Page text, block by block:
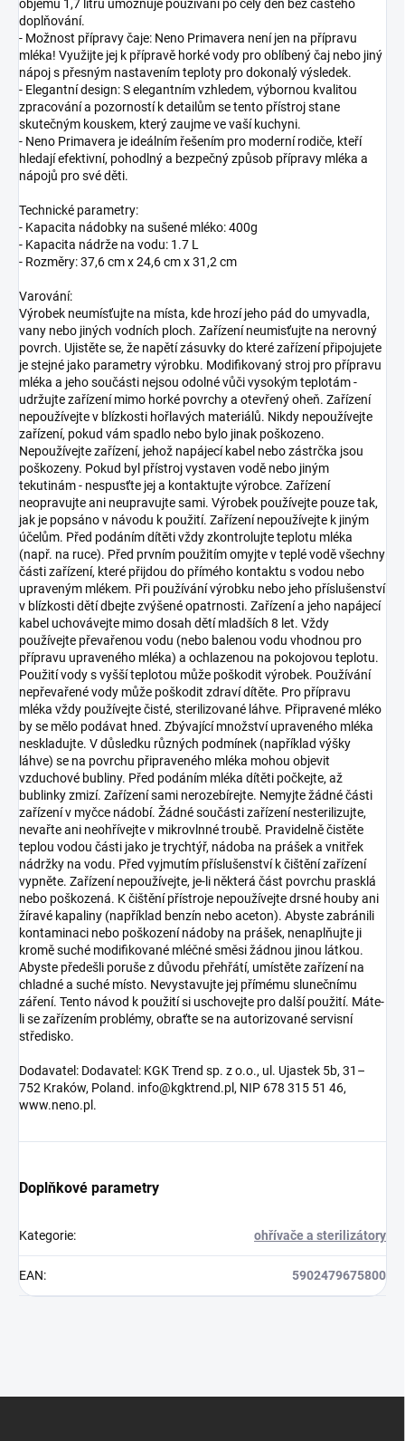
objemu 1,7 litru umožňuje používání po celý den bez častého
doplňování.
- Možnost přípravy čaje: Neno Primavera není jen na přípravu
mléka! Využijte jej k přípravě horké vody pro oblíbený čaj nebo jiný
nápoj s přesným nastavením teploty pro dokonalý výsledek.
- Elegantní design: S elegantním vzhledem, výbornou kvalitou
zpracování a pozorností k detailům se tento přístroj stane
skutečným kouskem, který zaujme ve vaší kuchyni.
- Neno Primavera je ideálním řešením pro moderní rodiče, kteří
hledají efektivní, pohodlný a bezpečný způsob přípravy mléka a
nápojů pro své děti.
Technické parametry:
- Kapacita nádobky na sušené mléko: 400g
- Kapacita nádrže na vodu: 1.7 L
- Rozměry: 37,6 cm x 24,6 cm x 31,2 cm
Varování:
Výrobek neumísťujte na místa, kde hrozí jeho pád do umyvadla,
vany nebo jiných vodních ploch. Zařízení neumisťujte na nerovný
povrch. Ujistěte se, že napětí zásuvky do které zařízení připojujete
je stejné jako parametry výrobku. Modifikovaný stroj pro přípravu
mléka a jeho součásti nejsou odolné vůči vysokým teplotám -
udržujte zařízení mimo horké povrchy a otevřený oheň. Zařízení
nepoužívejte v blízkosti hořlavých materiálů. Nikdy nepoužívejte
zařízení, pokud vám spadlo nebo bylo jinak poškozeno.
Nepoužívejte zařízení, jehož napájecí kabel nebo zástrčka jsou
poškozeny. Pokud byl přístroj vystaven vodě nebo jiným
tekutinám - nespusťte jej a kontaktujte výrobce. Zařízení
neopravujte ani neupravujte sami. Výrobek používejte pouze tak,
jak je popsáno v návodu k použití. Zařízení nepoužívejte k jiným
účelům. Před podáním dítěti vždy zkontrolujte teplotu mléka
(např. na ruce). Před prvním použitím omyjte v teplé vodě všechny
části zařízení, které přijdou do přímého kontaktu s vodou nebo
upraveným mlékem. Při používání výrobku nebo jeho příslušenství
v blízkosti dětí dbejte zvýšené opatrnosti. Zařízení a jeho napájecí
kabel uchovávejte mimo dosah dětí mladších 8 let. Vždy
používejte převařenou vodu (nebo balenou vodu vhodnou pro
přípravu upraveného mléka) a ochlazenou na pokojovou teplotu.
Použití vody s vyšší teplotou může poškodit výrobek. Používání
nepřevařené vody může poškodit zdraví dítěte. Pro přípravu
mléka vždy používejte čisté, sterilizované láhve. Připravené mléko
by se mělo podávat hned. Zbývající množství upraveného mléka
neskladujte. V důsledku různých podmínek (například výšky
láhve) se na povrchu připraveného mléka mohou objevit
vzduchové bubliny. Před podáním mléka dítěti počkejte, až
bublinky zmizí. Zařízení sami nerozebírejte. Nemyjte žádné části
zařízení v myčce nádobí. Žádné součásti zařízení nesterilizujte,
nevařte ani neohřívejte v mikrovlnné troubě. Pravidelně čistěte
teplou vodou části jako je trychtýř, nádoba na prášek a vnitřek
nádržky na vodu. Před vyjmutím příslušenství k čištění zařízení
vypněte. Zařízení nepoužívejte, je-li některá část povrchu prasklá
nebo poškozená. K čištění přístroje nepoužívejte drsné houby ani
žíravé kapaliny (například benzín nebo aceton). Abyste zabránili
kontaminaci nebo poškození nádoby na prášek, nenaplňujte ji
kromě suché modifikované mléčné směsi žádnou jinou látkou.
Abyste předešli poruše z důvodu přehřátí, umístěte zařízení na
chladné a suché místo. Nevystavujte jej přímému slunečnímu
záření. Tento návod k použití si uschovejte pro další použití. Máte-
li se zařízením problémy, obraťte se na autorizované servisní
středisko.
Dodavatel: Dodavatel: KGK Trend sp. z o.o., ul. Ujastek 5b, 31–
752 Kraków, Poland. info@kgktrend.pl, NIP 678 315 51 46,
www.neno.pl.
Doplňkové parametry
Kategorie: ohřívače a sterilizátory
EAN: 5902479675800